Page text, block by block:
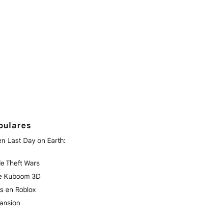
Last Day on Earth:
Theft Wars
Kuboom 3D
en Roblox